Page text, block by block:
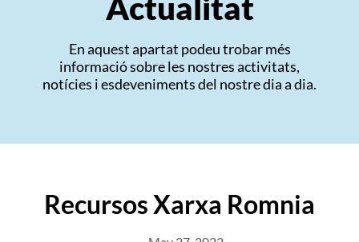
Actualitat
En aquest apartat podeu trobar més
informació sobre les nostres activitats,
notícies i esdeveniments del nostre dia a dia.
Recursos Xarxa Romnia